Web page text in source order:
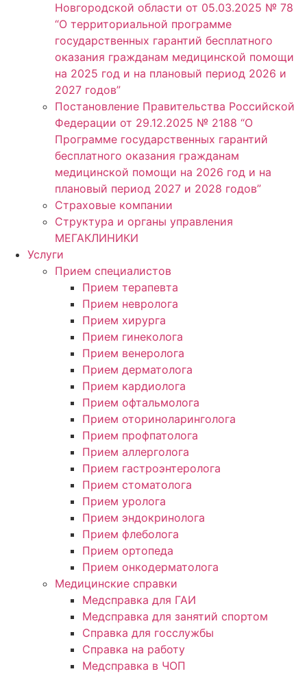
Новгородской области от 05.03.2025 № 78
“О территориальной программе
государственных гарантий бесплатного
оказания гражданам медицинской помощи
на 2025 год и на плановый период 2026 и
2027 годов”
Постановление Правительства Российской
Федерации от 29.12.2025 № 2188 “О
Программе государственных гарантий
бесплатного оказания гражданам
медицинской помощи на 2026 год и на
плановый период 2027 и 2028 годов”
Страховые компании
Структура и органы управления
МЕГАКЛИНИКИ
Услуги
Прием специалистов
Прием терапевта
Прием невролога
Прием хирурга
Прием гинеколога
Прием венеролога
Прием дерматолога
Прием кардиолога
Прием офтальмолога
Прием оториноларинголога
Прием профпатолога
Прием аллерголога
Прием гастроэнтеролога
Прием стоматолога
Прием уролога
Прием эндокринолога
Прием флеболога
Прием ортопеда
Прием онкодерматолога
Медицинские справки
Медсправка для ГАИ
Медсправка для занятий спортом
Справка для госслужбы
Справка на работу
Медсправка в ЧОП